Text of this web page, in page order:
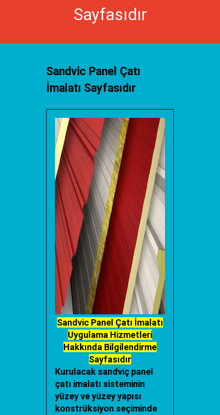
Sayfasıdır
Sandvic Panel Çatı
İmalatı Sayfasıdır
Sandvic Panel Çatı İmalatı
Uygulama Hizmetleri
Hakkında Bilgilendirme
Sayfasıdır
Kurulacak sandviç panel
çatı imalatı sisteminin
yüzey ve yüzey yapısı
konstrüksiyon seçiminde